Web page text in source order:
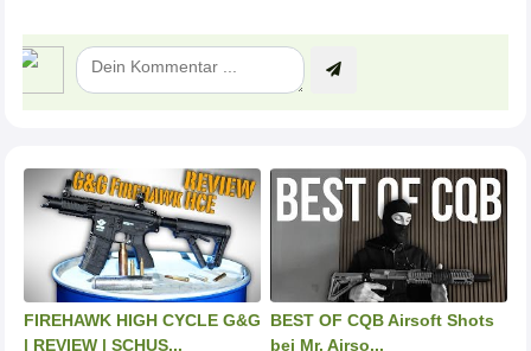
FIREHAWK HIGH CYCLE G&G
| REVIEW | SCHUS...
BEST OF CQB Airsoft Shots
bei Mr. Airso...